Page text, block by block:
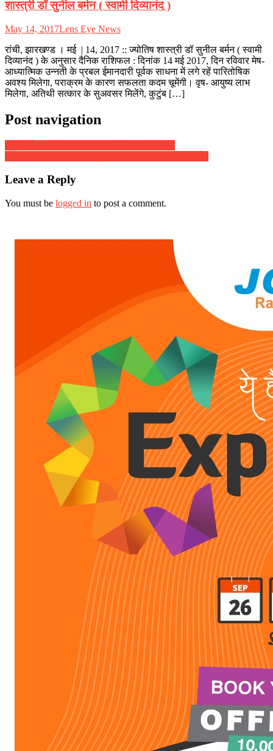
शास्त्री डॉ सुनील बर्मन ( स्वामी दिव्यानंद )
May 14, 2017Lens Eye News
रांची, झारखण्ड । मई | 14, 2017 :: ज्योतिष शास्त्री डॉ सुनील बर्मन ( स्वामी
दिव्यानंद ) के अनुसार दैनिक राशिफल : दिनांक 14 मई 2017, दिन रविवार मेष-
आध्यात्मिक उन्नती के प्रबल ईमानदारी पूर्वक साधना में लगे रहें पारितोषिक
अवश्य मिलेगा, पराक्रम के कारण सफलता कदम चूमेंगी। वृष- आयुष्य लाभ
मिलेगा, अतिथी सत्कार के सुअवसर मिलेंगे, कुटुंब […]
Post navigation
Leave a Reply
You must be logged in to post a comment.